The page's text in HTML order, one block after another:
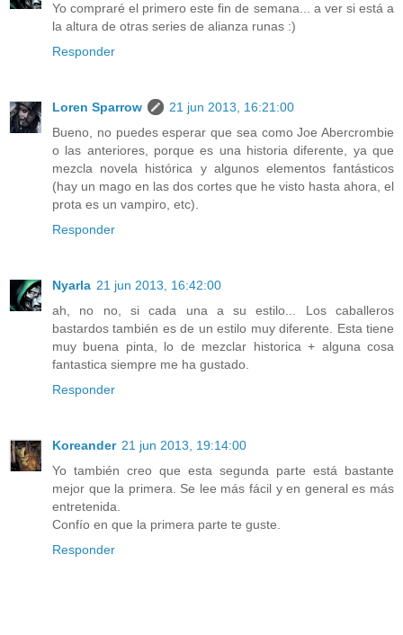
Yo compraré el primero este fin de semana... a ver si está a
la altura de otras series de alianza runas :)
Responder
Loren Sparrow
21 jun 2013, 16:21:00
Bueno, no puedes esperar que sea como Joe Abercrombie
o las anteriores, porque es una historia diferente, ya que
mezcla novela histórica y algunos elementos fantásticos
(hay un mago en las dos cortes que he visto hasta ahora, el
prota es un vampiro, etc).
Responder
Nyarla 21 jun 2013, 16:42:00
ah, no no, si cada una a su estilo... Los caballeros
bastardos también es de un estilo muy diferente. Esta tiene
muy buena pinta, lo de mezclar historica + alguna cosa
fantastica siempre me ha gustado.
Responder
Koreander 21 jun 2013, 19:14:00
Yo también creo que esta segunda parte está bastante
mejor que la primera. Se lee más fácil y en general es más
entretenida.
Confío en que la primera parte te guste.
Responder